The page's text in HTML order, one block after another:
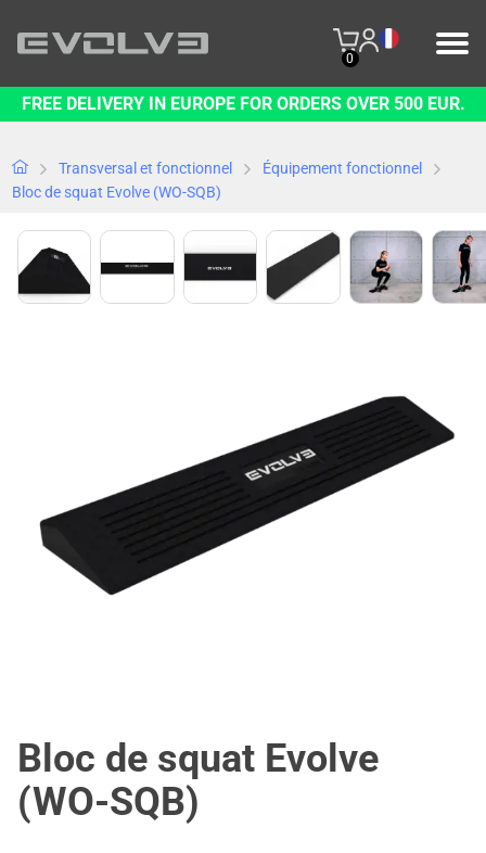
0
PRODUITS
NOTRE MARQUE
B2B PLATFORM
FREE DELIVERY IN EUROPE FOR ORDERS OVER 500 EUR.
Transversal et fonctionnel
Équipement fonctionnel
Bloc de squat Evolve (WO-SQB)
Bloc de squat Evolve
(WO-SQB)